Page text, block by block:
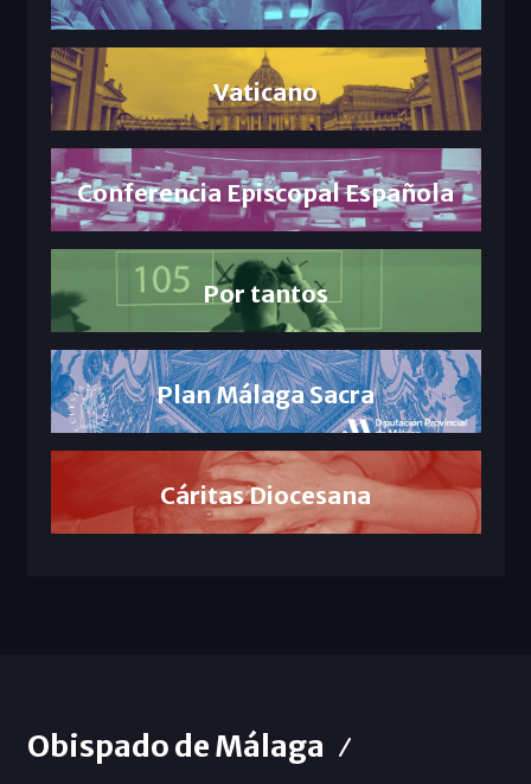
Vaticano
Conferencia Episcopal Española
Por tantos
Plan Málaga Sacra
Cáritas Diocesana
Obispado de Málaga